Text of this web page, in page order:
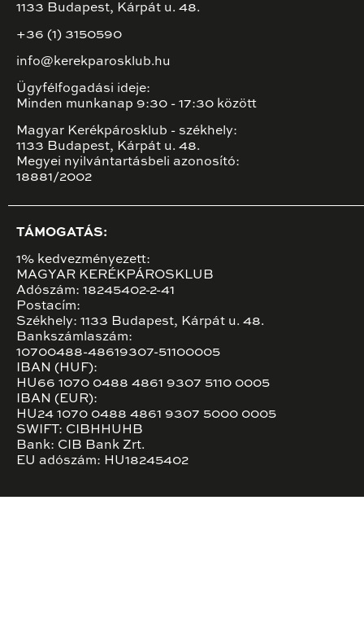
1133 Budapest, Kárpát u. 48.
+36 (1) 3150590
info@kerekparosklub.hu
Ügyfélfogadási ideje:
Minden munkanap 9:30 - 17:30 között
Magyar Kerékpárosklub - székhely:
1133 Budapest, Kárpát u. 48.
Megyei nyilvántartásbeli azonosító:
18881/2002
TÁMOGATÁS:
1% kedvezményezett:
MAGYAR KERÉKPÁROSKLUB
Adószám: 18245402-2-41
Postacím:
Székhely: 1133 Budapest, Kárpát u. 48.
Bankszámlaszám:
10700488-48619307-51100005
IBAN (HUF):
HU66 1070 0488 4861 9307 5110 0005
IBAN (EUR):
HU24 1070 0488 4861 9307 5000 0005
SWIFT: CIBHHUHB
Bank: CIB Bank Zrt.
EU adószám: HU18245402